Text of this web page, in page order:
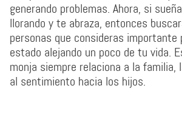
generando problemas. Ahora, si
llorando y te abraza, entonces
personas que consideras importante
estado alejando un poco de tu vida.
monja siempre relaciona a la familia,
al sentimiento hacia los hijos.